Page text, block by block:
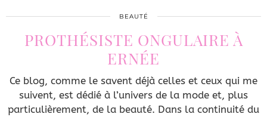
BEAUTÉ
PROTHÉSISTE ONGULAIRE À
ERNÉE
Ce blog, comme le savent déjà celles et ceux qui me
suivent, est dédié à l’univers de la mode et, plus
particulièrement, de la beauté. Dans la continuité du